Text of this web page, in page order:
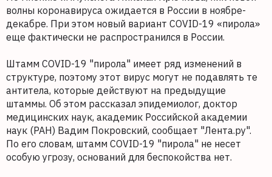
волны коронавируса ожидается в России в ноябре-
декабре. При этом новый вариант COVID-19 «пирола»
еще фактически не распространился в России.
Штамм COVID-19 "пирола" имеет ряд изменений в
структуре, поэтому этот вирус могут не подавлять те
антитела, которые действуют на предыдущие
штаммы. Об этом рассказал эпидемиолог, доктор
медицинских наук, академик Российской академии
наук (РАН) Вадим Покровский, сообщает "Лента.ру".
По его словам, штамм COVID-19 "пирола" не несет
особую угрозу, оснований для беспокойства нет.